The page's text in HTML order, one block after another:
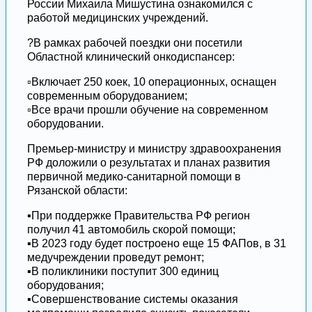
России Михаила Мишустина ознакомился с
работой медицинских учреждений.
?В рамках рабочей поездки они посетили
Областной клинический онкодиспансер:
▫️Включает 250 коек, 10 операционных, оснащен
современным оборудованием;
▫️Все врачи прошли обучение на современном
оборудовании.
Премьер-министру и министру здравоохранения
РФ доложили о результатах и планах развития
первичной медико-санитарной помощи в
Рязанской области:
▪️При поддержке Правительства РФ регион
получил 41 автомобиль скорой помощи;
▪️В 2023 году будет построено еще 15 ФАПов, в 31
медучреждении проведут ремонт;
▪️В поликлиники поступит 300 единиц
оборудования;
▪️Совершенствование системы оказания